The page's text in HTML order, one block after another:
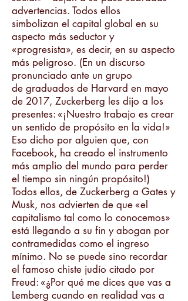
advertencias. Todos ellos
simbolizan el capital global en su
aspecto más seductor y
«progresista», es decir, en su aspecto
más peligroso. (En un discurso
pronunciado ante un grupo
de graduados de Harvard en mayo
de 2017, Zuckerberg les dijo a los
presentes: «¡Nuestro trabajo es crear
un sentido de propósito en la vida!»
Eso dicho por alguien que, con
Facebook, ha creado el instrumento
más amplio del mundo para perder
el tiempo sin ningún propósito!)
Todos ellos, de Zuckerberg a Gates y
Musk, nos advierten de que «el
capitalismo tal como lo conocemos»
está llegando a su fin y abogan por
contramedidas como el ingreso
mínimo. No se puede sino recordar
el famoso chiste judío citado por
Freud: «¿Por qué me dices que vas a
Lemberg cuando en realidad vas a